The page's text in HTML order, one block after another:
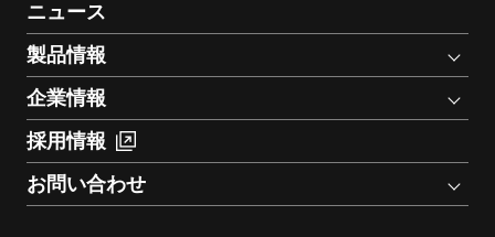
ニュース
製品情報
企業情報
採用情報
お問い合わせ